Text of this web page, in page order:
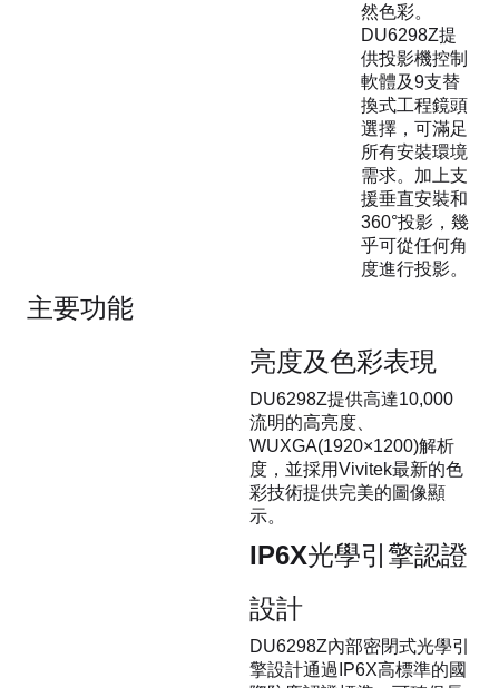
然色彩。
DU6298Z提
供投影機控制
軟體及9支替
換式工程鏡頭
選擇，可滿足
所有安裝環境
需求。加上支
援垂直安裝和
360°投影，幾
乎可從任何角
度進行投影。
主要功能
亮度及色彩表現
DU6298Z提供高達10,000
流明的高亮度、
WUXGA(1920×1200)解析
度，並採用Vivitek最新的色
彩技術提供完美的圖像顯
示。
IP6X光學引擎認證
設計
DU6298Z內部密閉式光學引
擎設計通過IP6X高標準的國